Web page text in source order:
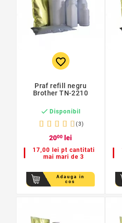
favorite_border
Praf refill negru
Brother TN-2210
 Disponibil
(3)
2000 lei
17,00 lei pt cantitati
mai mari de 3
Adauga in
cos